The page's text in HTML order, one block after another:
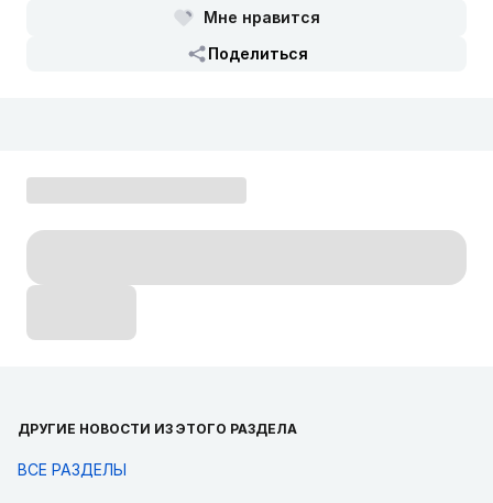
Мне нравится
Поделиться
ДРУГИЕ НОВОСТИ ИЗ ЭТОГО РАЗДЕЛА
ВСЕ РАЗДЕЛЫ